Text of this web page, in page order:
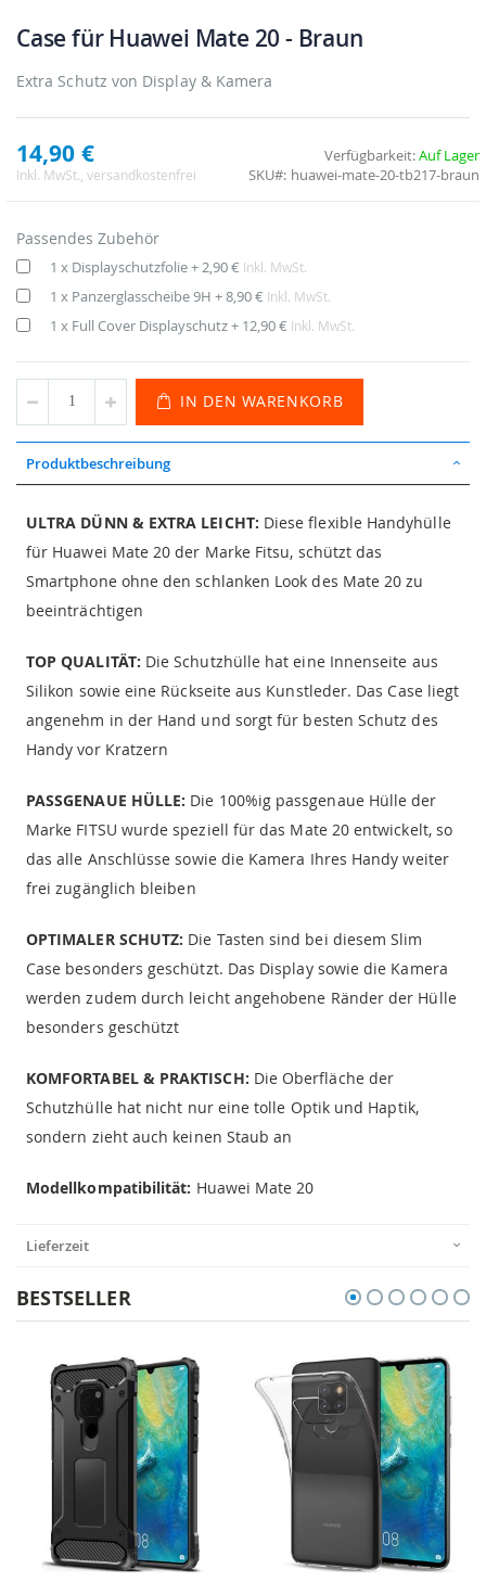
Case für Huawei Mate 20 - Braun
Extra Schutz von Display & Kamera
14,90 €
Inkl. MwSt. , versandkostenfrei
Verfügbarkeit:Auf Lager
SKU
huawei-mate-20-tb217-braun
Passendes Zubehör
1 x Displayschutzfolie+ 2,90 € Inkl. MwSt.
1 x Panzerglasscheibe 9H +8,90 € Inkl. MwSt.
1 x Full Cover Displayschutz+ 12,90 € Inkl. MwSt.
IN DEN WARENKORB
Produktbeschreibung
ULTRA DÜNN & EXTRA LEICHT: Diese flexible Handyhülle
für Huawei Mate 20 der Marke Fitsu, schützt das
Smartphone ohne den schlanken Look des Mate 20 zu
beeinträchtigen
TOP QUALITÄT: Die Schutzhülle hat eine Innenseite aus
Silikon sowie eine Rückseite aus Kunstleder. Das Case liegt
angenehm in der Hand und sorgt für besten Schutz des
Handy vor Kratzern
PASSGENAUE HÜLLE: Die 100%ig passgenaue Hülle der
Marke FITSU wurde speziell für das Mate 20 entwickelt, so
das alle Anschlüsse sowie die Kamera Ihres Handy weiter
frei zugänglich bleiben
OPTIMALER SCHUTZ: Die Tasten sind bei diesem Slim
Case besonders geschützt. Das Display sowie die Kamera
werden zudem durch leicht angehobene Ränder der Hülle
besonders geschützt
KOMFORTABEL & PRAKTISCH: Die Oberfläche der
Schutzhülle hat nicht nur eine tolle Optik und Haptik,
sondern zieht auch keinen Staub an
Modellkompatibilität: Huawei Mate 20
Lieferzeit
BESTSELLER